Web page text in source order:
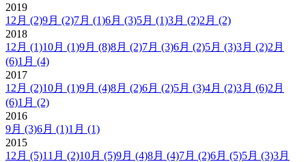
2019
12月 (2)9月 (2)7月 (1)6月 (3)5月 (1)3月 (2)2月 (2)
2018
12月 (1)10月 (1)9月 (8)8月 (2)7月 (3)6月 (2)5月 (3)3月 (2)2月
(6)1月 (4)
2017
12月 (2)10月 (1)9月 (4)8月 (2)6月 (2)5月 (3)4月 (2)3月 (6)2月
(6)1月 (2)
2016
9月 (3)6月 (1)1月 (1)
2015
12月 (5)11月 (2)10月 (5)9月 (4)8月 (4)7月 (2)6月 (5)5月 (3)3月